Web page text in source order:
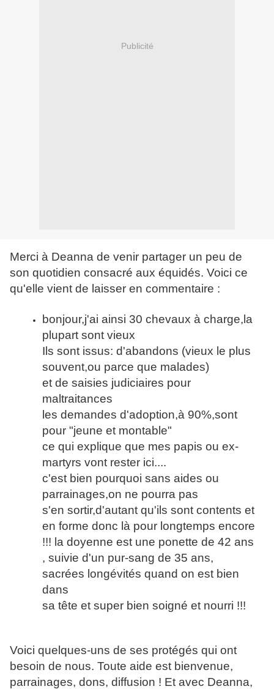
Publicité
Merci à Deanna de venir partager un peu de
son quotidien consacré aux équidés. Voici ce
qu'elle vient de laisser en commentaire :
bonjour,j'ai ainsi 30 chevaux à charge,la
plupart sont vieux
Ils sont issus: d'abandons (vieux le plus
souvent,ou parce que malades)
et de saisies judiciaires pour
maltraitances
les demandes d'adoption,à 90%,sont
pour "jeune et montable"
ce qui explique que mes papis ou ex-
martyrs vont rester ici....
c'est bien pourquoi sans aides ou
parrainages,on ne pourra pas
s'en sortir,d'autant qu'ils sont contents et
en forme donc là pour longtemps encore
!!! la doyenne est une ponette de 42 ans
, suivie d'un pur-sang de 35 ans,
sacrées longévités quand on est bien
dans
sa tête et super bien soigné et nourri !!!
Voici quelques-uns de ses protégés qui ont
besoin de nous. Toute aide est bienvenue,
parrainages, dons, diffusion ! Et avec Deanna,